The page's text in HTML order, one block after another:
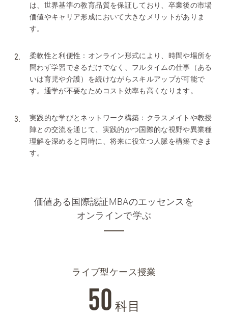
は、世界基準の教育品質を保証しており、卒業後の市場
価値やキャリア形成において大きなメリットがありま
す。
柔軟性と利便性：オンライン形式により、時間や場所を
問わず学習できるだけでなく、フルタイムの仕事（ある
いは育児や介護）を続けながらスキルアップが可能で
す。通学が不要なためコスト効率も高くなります。
実践的な学びとネットワーク構築：クラスメイトや教授
陣との交流を通じて、実践的かつ国際的な視野や異業種
理解を深めると同時に、将来に役立つ人脈を構築できま
す。
価値ある国際認証MBAのエッセンスを
オンラインで学ぶ
ライブ型ケース授業
50 科目